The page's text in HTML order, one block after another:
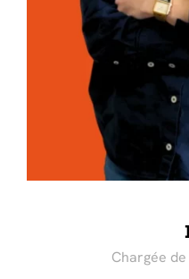
Chargée